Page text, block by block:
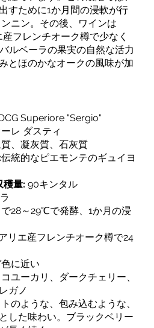
すために1か月間の浸軟が行
ニン。その後、ワインは
フレンチオーク樽で少なく
ルベーラの果実の自然な活力
とほのかなオークの風味が加
Superiore "Sergio"
レ ダスティ
、凝灰質、石灰質
伝統的なピエモンテのギュイヨ
穫量: 90キンタル
28～29℃で発酵、1か月の浸
リエ産フレンチオーク樽で24
に近い
ユーカリ、ダークチェリー、
ガノ
のような、包み込むような、
した味わい。ブラックベリー